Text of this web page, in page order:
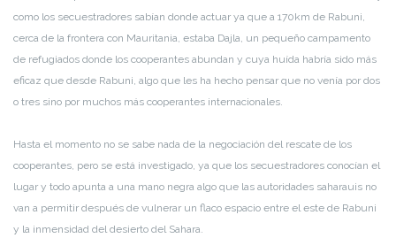
como los secuestradores sabían donde actuar ya que a 170km de Rabuni,
cerca de la frontera con Mauritania, estaba Dajla, un pequeño campamento
de refugiados donde los cooperantes abundan y cuya huída habría sido más
eficaz que desde Rabuni, algo que les ha hecho pensar que no venía por dos
o tres sino por muchos más cooperantes internacionales.
Hasta el momento no se sabe nada de la negociación del rescate de los
cooperantes, pero se está investigado, ya que los secuestradores conocían el
lugar y todo apunta a una mano negra algo que las autoridades saharauis no
van a permitir después de vulnerar un flaco espacio entre el este de Rabuni
y la inmensidad del desierto del Sahara.